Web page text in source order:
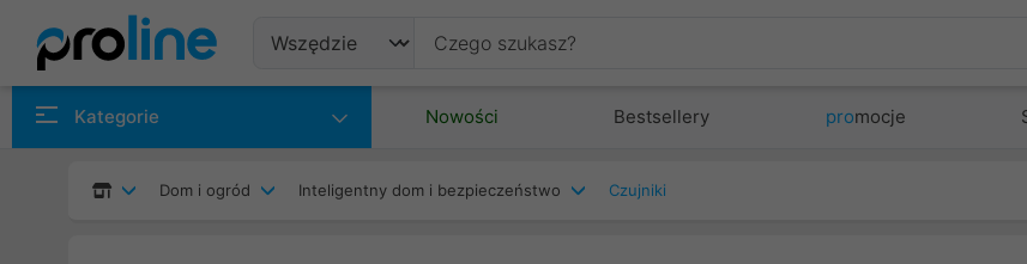
Kategorie Nowości Bestsellery promocje
Dom i ogród Inteligentny dom i bezpieczeństwo Czujniki